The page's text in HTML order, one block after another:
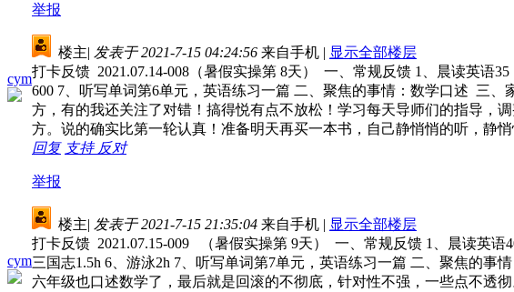
举报
cym
楼主| 发表于 2021-7-15 04:24:56 来自手机 | 显示全部楼层
打卡反馈 2021.07.14-008（暑假实操第 8天） 一、常规反馈 1、晨读英语
600 7、听写单词第6单元，英语练习一篇 二、聚焦的事情：数学口述 三
方，有的我还关注了对错！搞得悦有点不放松！学习每天导师们的指导，
方。说的确实比第一轮认真！准备明天再买一本书，自己静悄悄的听，静
回复 支持 反对
举报
cym
楼主| 发表于 2021-7-15 21:35:04 来自手机 | 显示全部楼层
打卡反馈 2021.07.15-009 （暑假实操第 9天） 一、常规反馈 1、晨读英语
三国志1.5h 6、游泳2h 7、听写单词第7单元，英语练习一篇 二、聚焦的
六年级也口述数学了，最后就是回滚的不彻底，针对性不强，一些点不透